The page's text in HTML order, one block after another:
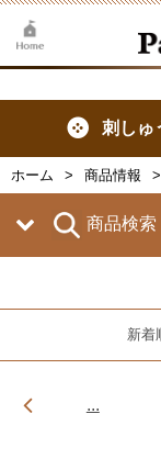
刺しゅ
ホーム 商品情報
商品検索
新着
...